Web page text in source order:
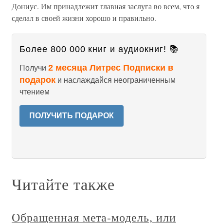
Дониус. Им принадлежит главная заслуга во всем, что я
сделал в своей жизни хорошо и правильно.
Более 800 000 книг и аудиокниг! 📚
Получи 2 месяца Литрес Подписки в
подарок и наслаждайся неограниченным
чтением
ПОЛУЧИТЬ ПОДАРОК
Читайте также
Обращенная мета-модель, или